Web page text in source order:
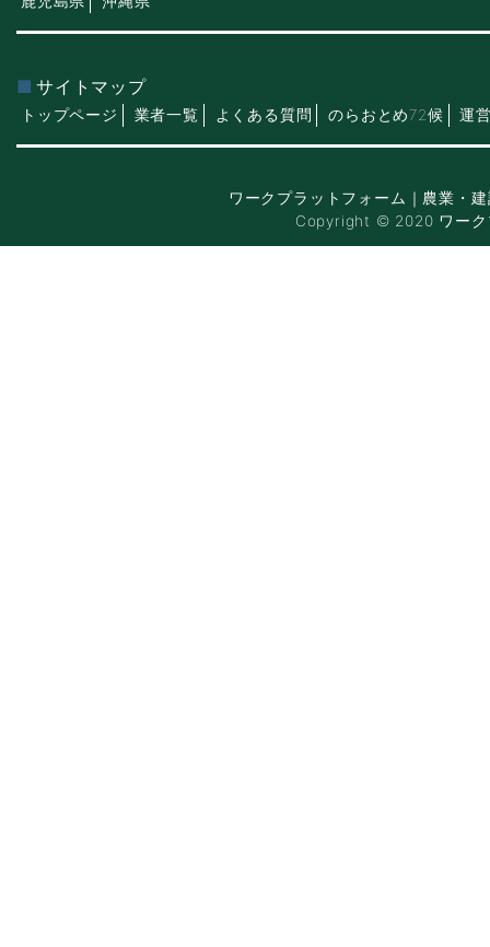
サイトマップ
トップページ 業者一覧 よくある質問 のらおとめ72候 運
ワークプラットフォーム｜農業・
Copyright © 2020 ワーク